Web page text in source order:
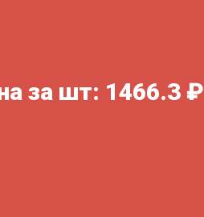
за шт: 1466.3 ₽